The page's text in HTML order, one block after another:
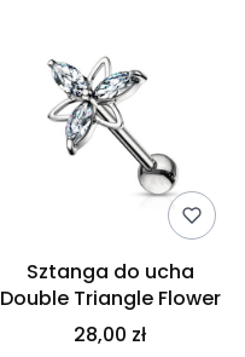
Sztanga do ucha
Double Triangle Flower
28,00 zł